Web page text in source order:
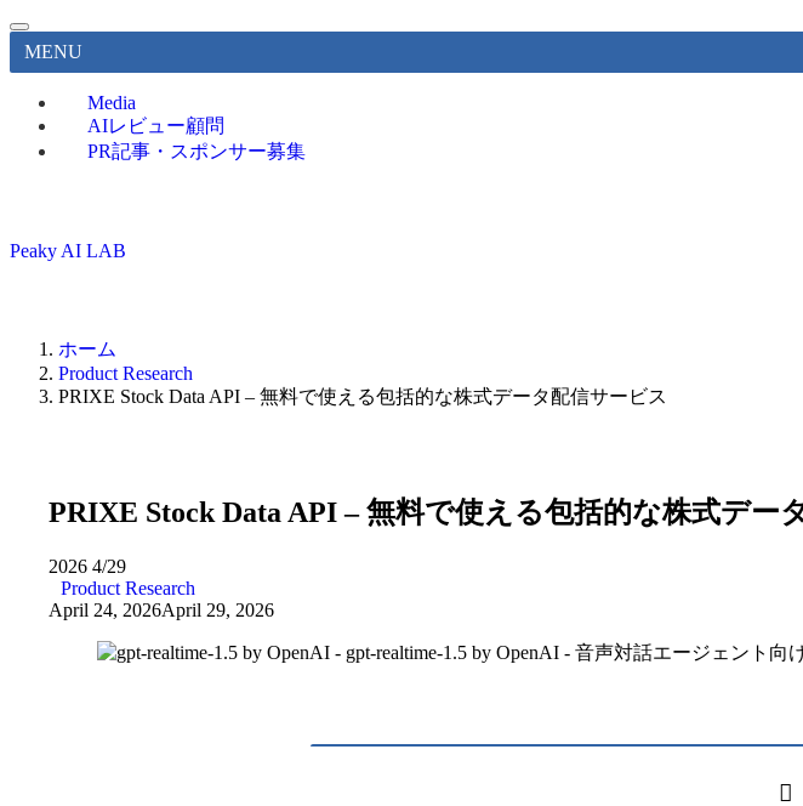
MENU
Media
AIレビュー顧問
PR記事・スポンサー募集
Peaky AI LAB
ホーム
Product Research
PRIXE Stock Data API – 無料で使える包括的な株式データ配信サービス
PRIXE Stock Data API – 無料で使える包括的な株式デー
2026 4/29
Product Research
April 24, 2026April 29, 2026